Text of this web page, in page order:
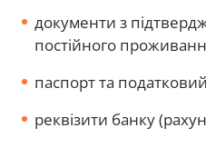
документи з
постійного
паспорт та
реквізити банку